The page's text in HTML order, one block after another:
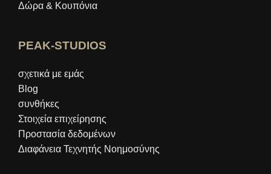
Δώρα & Κουπόνια
PEAK-STUDIOS
σχετικά με εμάς
Blog
συνθήκες
Στοιχεία επιχείρησης
Προστασία δεδομένων
Διαφάνεια Τεχνητής Νοημοσύνης